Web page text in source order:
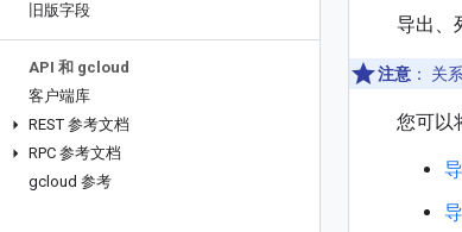
旧版字段
API 和 gcloud
客户端库
REST 参考文档
RPC 参考文档
gcloud 参考
导出、
注意 ： 关
您可以